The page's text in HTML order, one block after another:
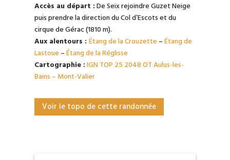
Accès au départ : De Seix rejoindre Guzet Neige
puis prendre la direction du Col d’Escots et du
cirque de Gérac (1810 m).
Aux alentours :Étang de la Crouzette –Étang de
Lastoue –Étang de la Réglisse
Cartographie : IGN TOP 25 2048 OT Aulus-les-
Bains – Mont-Valier
Voir le topo de cette randonnée